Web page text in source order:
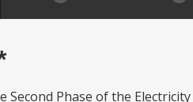
Second Phase of the